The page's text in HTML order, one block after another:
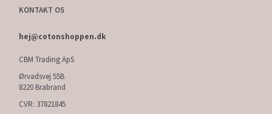
KONTAKT OS
hej@cotonshoppen.dk
CBM Trading ApS
Ørvadsvej 55B
8220 Brabrand
CVR: 37821845